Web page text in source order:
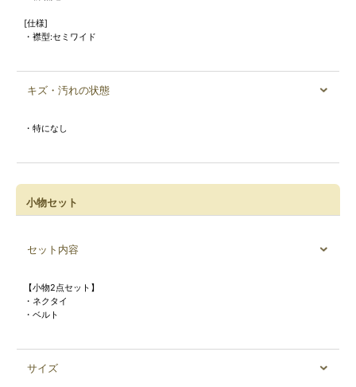
[仕様]
・襟型:セミワイド
キズ・汚れの状態
・特になし
小物セット
セット内容
【小物2点セット】
・ネクタイ
・ベルト
サイズ